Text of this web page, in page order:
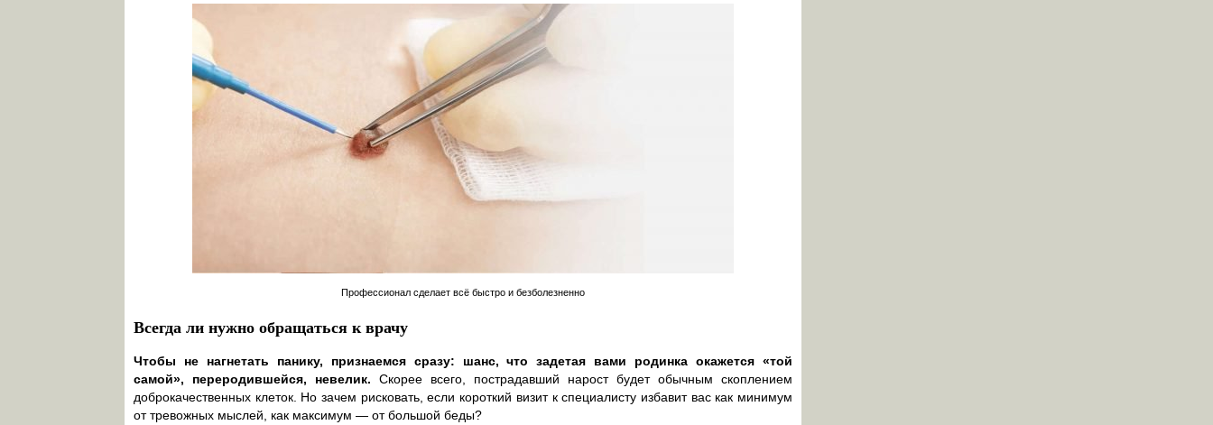
Профессионал сделает всё быстро и безболезненно
Всегда ли нужно обращаться к врачу
Чтобы не нагнетать панику, признаемся сразу: шанс, что задетая вами родинка окажется «той
самой», переродившейся, невелик. Скорее всего, пострадавший нарост будет обычным скоплением
доброкачественных клеток. Но зачем рисковать, если короткий визит к специалисту избавит вас как минимум
от тревожных мыслей, как максимум — от большой беды?